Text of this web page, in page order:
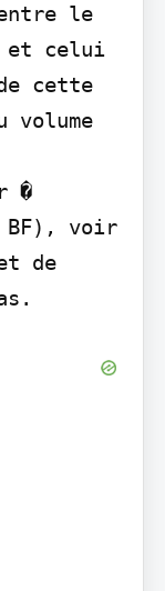
le
et celui
cette
volume
�
BF), voir
de